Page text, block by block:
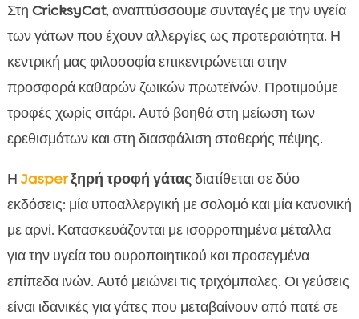
Στη CricksyCat, αναπτύσσουμε συνταγές με την υγεία
των γάτων που έχουν αλλεργίες ως προτεραιότητα. Η
κεντρική μας φιλοσοφία επικεντρώνεται στην
προσφορά καθαρών ζωικών πρωτεϊνών. Προτιμούμε
τροφές χωρίς σιτάρι. Αυτό βοηθά στη μείωση των
ερεθισμάτων και στη διασφάλιση σταθερής πέψης.
Η Jasperξηρή τροφή γάταςδιατίθεται σε δύο
εκδόσεις: μία υποαλλεργική με σολομό και μία κανονική
με αρνί. Κατασκευάζονται με ισορροπημένα μέταλλα
για την υγεία του ουροποιητικού και προσεγμένα
επίπεδα ινών. Αυτό μειώνει τις τριχόμπαλες. Οι γεύσεις
είναι ιδανικές για γάτες που μεταβαίνουν από πατέ σε